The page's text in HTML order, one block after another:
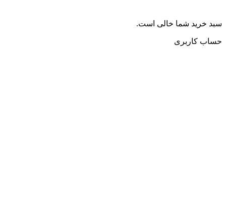
سبد خرید شما خالی است.
حساب کاربری